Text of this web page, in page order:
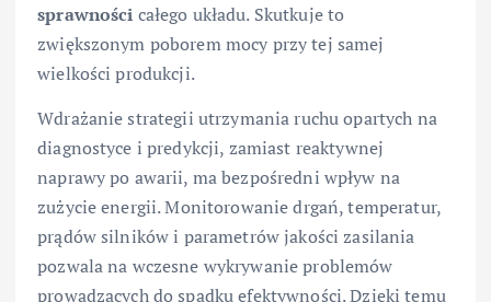
sprawności całego układu. Skutkuje to
zwiększonym poborem mocy przy tej samej
wielkości produkcji.
Wdrażanie strategii utrzymania ruchu opartych na
diagnostyce i predykcji, zamiast reaktywnej
naprawy po awarii, ma bezpośredni wpływ na
zużycie energii. Monitorowanie drgań, temperatur,
prądów silników i parametrów jakości zasilania
pozwala na wczesne wykrywanie problemów
prowadzących do spadku efektywności. Dzięki temu